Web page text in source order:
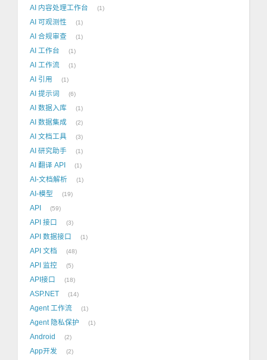
AI 内容处理工作台 1
AI 可观测性 1
AI 合规审查 1
AI 工作台 1
AI 工作流 1
AI 引用 1
AI 提示词 6
AI 数据入库 1
AI 数据集成 2
AI 文档工具 3
AI 研究助手 1
AI 翻译 API 1
AI-文档解析 1
AI-模型 19
API 59
API 接口 3
API 数据接口 1
API 文档 48
API 监控 5
API接口 18
ASP.NET 14
Agent 工作流 1
Agent 隐私保护 1
Android 2
App开发 2